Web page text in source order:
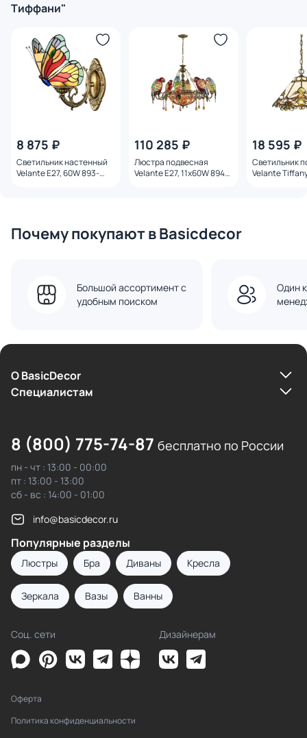
Тиффани"
8 875 ₽
Светильник настенный
Velante E27, 60W 893-
110 285 ₽
Люстра подвесная
Velante E27, 11x60W 894-
18 595 ₽
Светильник
Velante
Почему покупают в Basicdecor
Большой ассортимент с
удобным поиском
Один
О BasicDecor
Cпециалистам
8 (800) 775-74-87 бесплатно по России
пн - чт : 13:00 - 00:00
пт : 13:00 - 13:00
сб - вс : 14:00 - 01:00
info@basicdecor.ru
Популярные разделы
Люстры Бра Диваны Кресла
Зеркала Вазы Ванны
Соц. сети Дизайнерам
Оферта
Политика конфиденциальности